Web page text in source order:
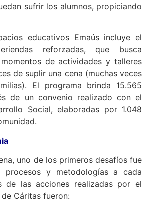
sufrir los alumnos, propiciando
educativos Emaús incluye el
reforzadas, que busca
de actividades y talleres
de suplir una cena (muchas veces
El programa brinda 15.565
de un convenio realizado con el
Social, elaboradas por 1.048
uno de los primeros desafíos fue
y metodologías a cada
de las acciones realizadas por el
Cáritas fueron: